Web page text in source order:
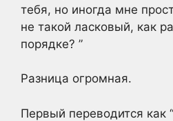
тебя, но иногда мне
не такой ласковый, как
порядке? ”
Разница огромная.
Первый переводится как